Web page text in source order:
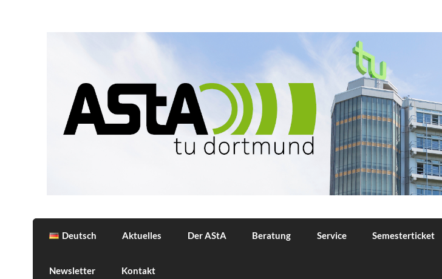
Allgemeiner Studierendenausschuss der TU Dortmund
Deutsch Aktuelles Der AStA Beratung Service Semesterticket
Newsletter Kontakt